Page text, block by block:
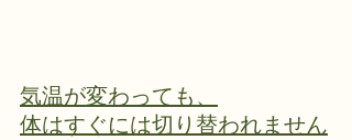
気温が変わっても、
体はすぐには切り替われません